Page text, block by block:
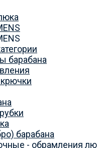
барабана
барабана
- обрамления